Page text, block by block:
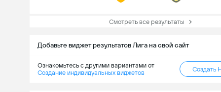
Смотреть все результаты
Добавьте виджет результатов Лига на свой сайт
Ознакомьтесь с другими вариантами от
Создание индивидуальных виджетов
Создать